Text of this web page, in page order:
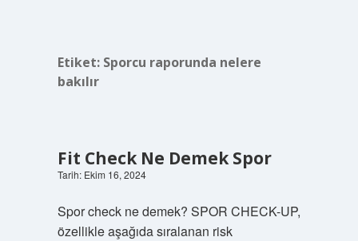
Etiket: Sporcu raporunda nelere
bakılır
Fit Check Ne Demek Spor
Tarih: Ekim 16, 2024
Spor check ne demek? SPOR CHECK-UP,
özellikle aşağıda sıralanan risk